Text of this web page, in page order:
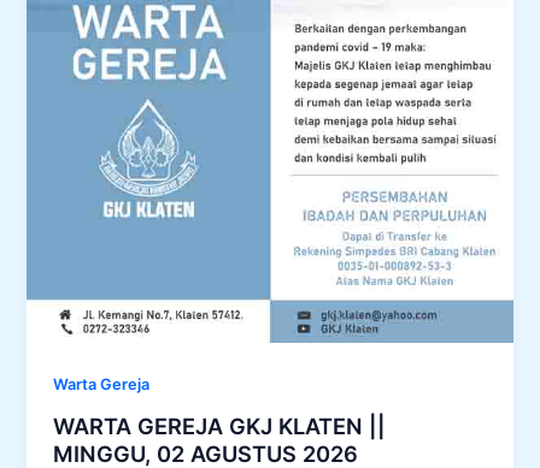
Warta Gereja
WARTA GEREJA GKJ KLATEN ||
MINGGU, 02 AGUSTUS 2026